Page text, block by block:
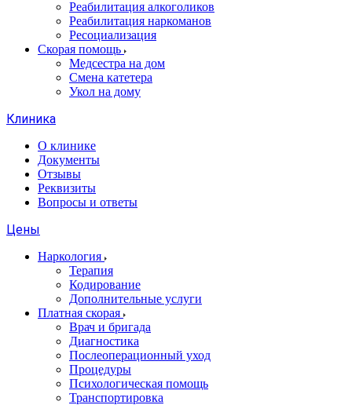
Реабилитация алкоголиков
Реабилитация наркоманов
Ресоциализация
Скорая помощь
Медсестра на дом
Смена катетера
Укол на дому
Клиника
О клинике
Документы
Отзывы
Реквизиты
Вопросы и ответы
Цены
Наркология
Терапия
Кодирование
Дополнительные услуги
Платная скорая
Врач и бригада
Диагностика
Послеоперационный уход
Процедуры
Психологическая помощь
Транспортировка